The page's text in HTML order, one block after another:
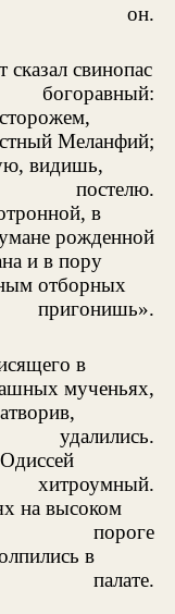
он.
свинопас
богоравный:
Меланфий;
видишь,
постелю.
в
рожденной
и в пору
отборных
пригонишь».
в
мученьях,
удалились.
хитроумный.
на высоком
пороге
в
палате.